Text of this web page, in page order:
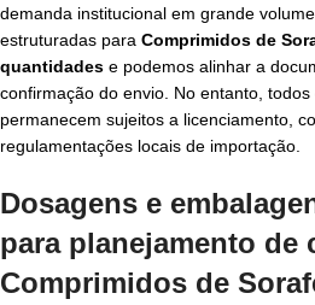
demanda institucional em grande
estruturadas para Comprimidos de
quantidades e podemos alinhar a
confirmação do envio. No entanto,
permanecem sujeitos a licenciamento,
regulamentações locais de importação.
Dosagens e
para planejamento de
Comprimidos de